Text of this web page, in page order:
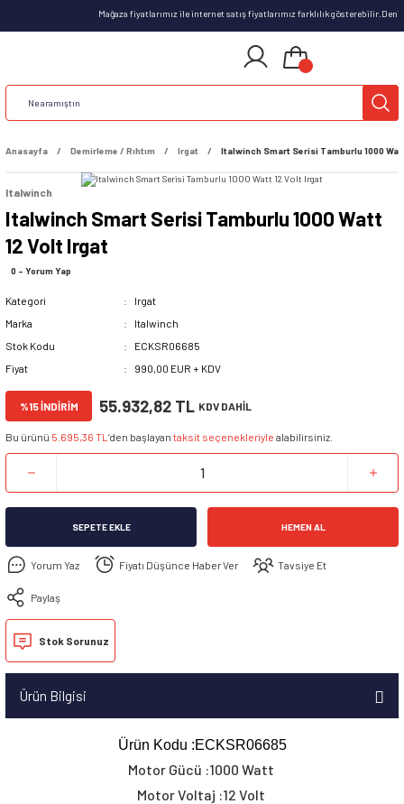
Mağaza fiyatlarımız ile internet satış fiyatlarımız farklılık
Anasayfa Demirleme / Rıhtım Irgat Italwinch Smart Serisi Tamburlu 1000
Italwinch
Italwinch Smart Serisi Tamburlu 1000 Watt
12 Volt Irgat
0 - Yorum Yap
Kategori
Irgat
Marka
Italwinch
Stok Kodu
ECKSR06685
Fiyat
990,00 EUR + KDV
%15 İNDİRİM 55.932,82 TL KDV DAHİL
Bu ürünü 5.695,36 TL ’den başlayan taksit seçenekleriyle alabilirsiniz.
SEPETE EKLE HEMEN AL
Yorum Yaz Fiyatı Düşünce Haber Ver Tavsiye Et
Paylaş
Stok Sorunuz
Ürün Bilgisi
Ürün Kodu :ECKSR06685
Motor Gücü :1000 Watt
Motor Voltaj :12 Volt